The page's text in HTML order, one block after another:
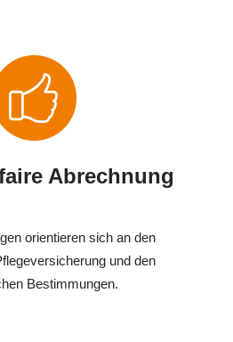
Abrechnung
orientieren sich an den
und den
Bestimmungen.